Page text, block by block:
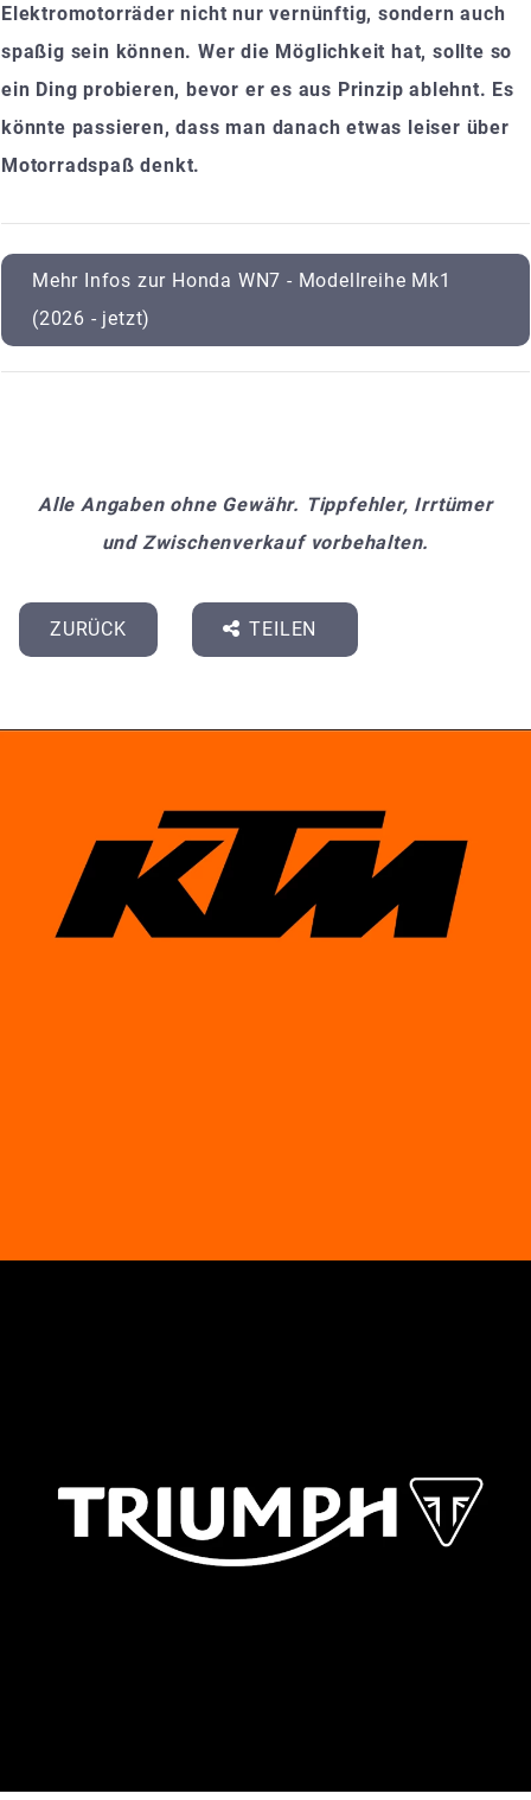
Elektromotorräder nicht nur vernünftig, sondern auch
spaßig sein können. Wer die Möglichkeit hat, sollte so
ein Ding probieren, bevor er es aus Prinzip ablehnt. Es
könnte passieren, dass man danach etwas leiser über
Motorradspaß denkt.
Mehr Infos zur Honda WN7 - Modellreihe Mk1
(2026 - jetzt)
Alle Angaben ohne Gewähr. Tippfehler, Irrtümer
und Zwischenverkauf vorbehalten.
ZURÜCK TEILEN